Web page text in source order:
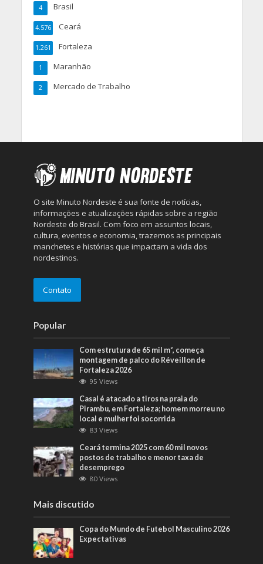
Brasil
4
Ceará
4.576
Fortaleza
1.261
Maranhão
1
Mercado de Trabalho
2
O site Minuto Nordeste é sua fonte de notícias,
informações e atualizações rápidas sobre a região
Nordeste do Brasil. Com foco em assuntos locais,
cultura, eventos e economia, trazemos as principais
manchetes e histórias que impactam a vida dos
nordestinos.
Contato
Popular
Com estrutura de 65 mil m², começa
montagem de palco do Réveillon de
Fortaleza 2026
95 Views
Casal é atacado a tiros na praia do
Pirambu, em Fortaleza; homem morreu no
local e mulher foi socorrida
83 Views
Ceará termina 2025 com 60 mil novos
postos de trabalho e menor taxa de
desemprego
80 Views
Mais discutido
Copa do Mundo de Futebol Masculino 2026
Expectativas